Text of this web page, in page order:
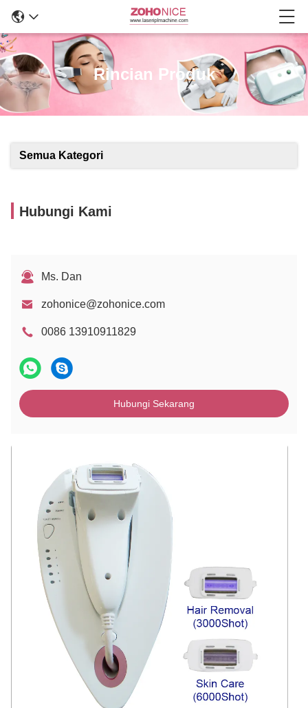
Rincian Produk
Semua Kategori
Hubungi Kami
Ms. Dan
zohonice@zohonice.com
0086 13910911829
Hubungi Sekarang